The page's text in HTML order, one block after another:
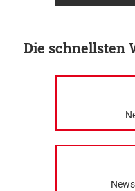
Die schnellsten